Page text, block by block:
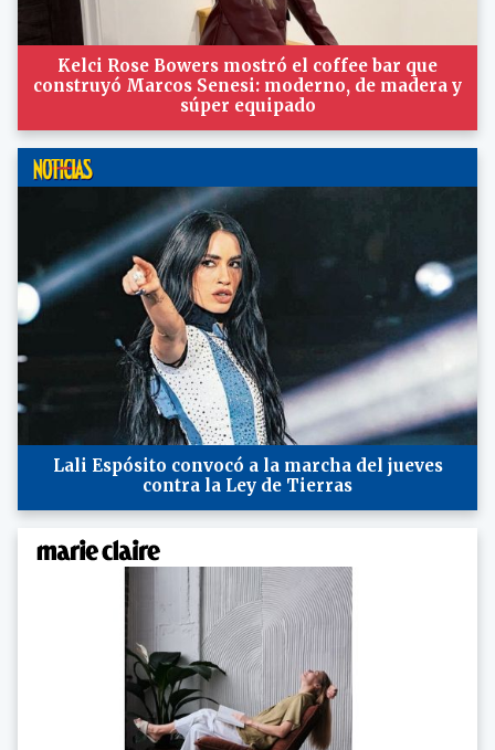
Kelci Rose Bowers mostró el coffee bar que
construyó Marcos Senesi: moderno, de madera y
súper equipado
Lali Espósito convocó a la marcha del jueves
contra la Ley de Tierras